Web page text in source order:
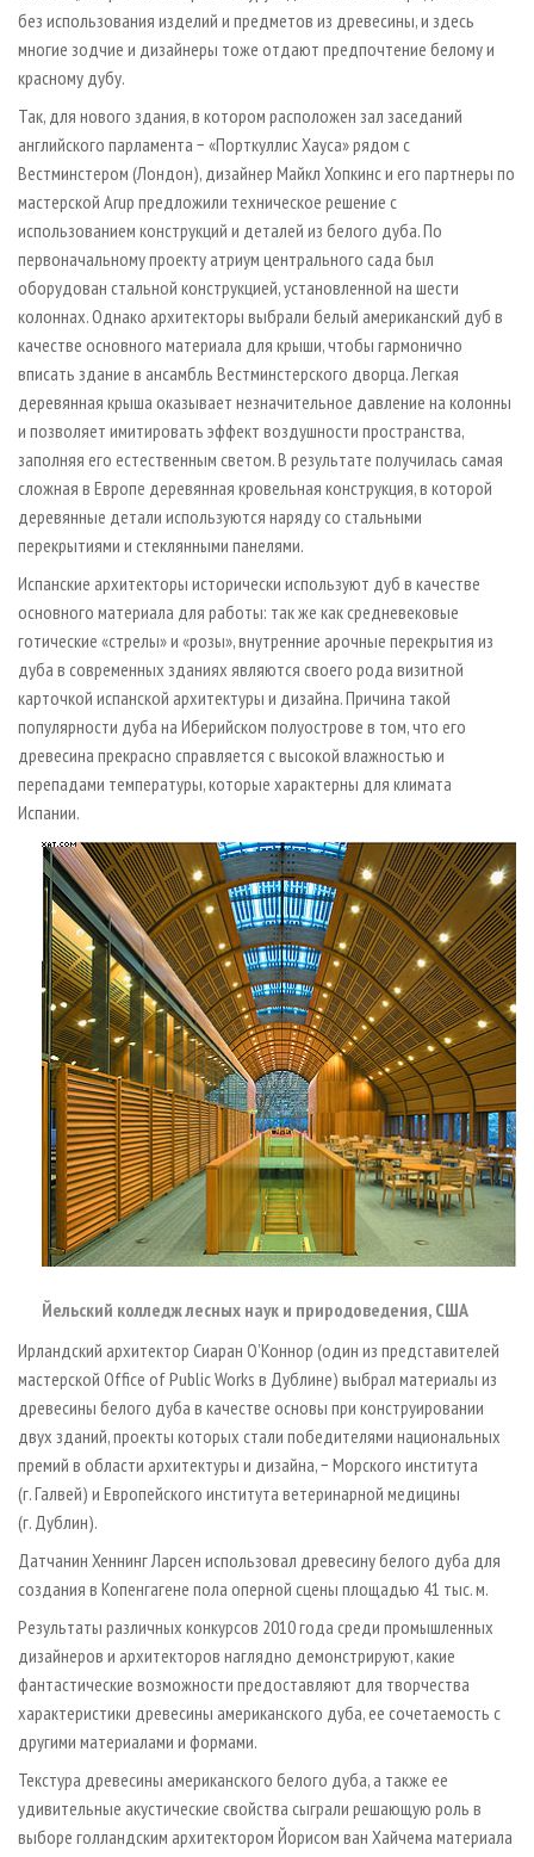
без использования изделий и предметов из древесины, и здесь
многие зодчие и дизайнеры тоже отдают предпочтение белому и
красному дубу.
Так, для нового здания, в котором расположен зал заседаний
английского парламента − «Порткуллис Хауса» рядом с
Вестминстером (Лондон), дизайнер Майкл Хопкинс и его партнеры по
мастерской Arup предложили техническое решение с
использованием конструкций и деталей из белого дуба. По
первоначальному проекту атриум центрального сада был
оборудован стальной конструкцией, установленной на шести
колоннах. Однако архитекторы выбрали белый американский дуб в
качестве основного материала для крыши, чтобы гармонично
вписать здание в ансамбль Вестминстерского дворца. Легкая
деревянная крыша оказывает незначительное давление на колонны
и позволяет имитировать эффект воздушности пространства,
заполняя его естественным светом. В результате получилась самая
сложная в Европе деревянная кровельная конструкция, в которой
деревянные детали используются наряду со стальными
перекрытиями и стеклянными панелями.
Испанские архитекторы исторически используют дуб в качестве
основного материала для работы: так же как средневековые
готические «стрелы» и «розы», внутренние арочные перекрытия из
дуба в современных зданиях являются своего рода визитной
карточкой испанской архитектуры и дизайна. Причина такой
популярности дуба на Иберийском полуострове в том, что его
древесина прекрасно справляется с высокой влажностью и
перепадами температуры, которые характерны для климата
Испании.
Йельский колледж лесных наук и природоведения, США
Ирландский архитектор Сиаран О’Коннор (один из представителей
мастерской Office of Public Works в Дублине) выбрал материалы из
древесины белого дуба в качестве основы при конструировании
двух зданий, проекты которых стали победителями национальных
премий в области архитектуры и дизайна, − Морского института
(г. Галвей) и Европейского института ветеринарной медицины
(г. Дублин).
Датчанин Хеннинг Ларсен использовал древесину белого дуба для
создания в Копенгагене пола оперной сцены площадью 41 тыс. м.
Результаты различных конкурсов 2010 года среди промышленных
дизайнеров и архитекторов наглядно демонстрируют, какие
фантастические возможности предоставляют для творчества
характеристики древесины американского дуба, ее сочетаемость с
другими материалами и формами.
Текстура древесины американского белого дуба, а также ее
удивительные акустические свойства сыграли решающую роль в
выборе голландским архитектором Йорисом ван Хайчема материала